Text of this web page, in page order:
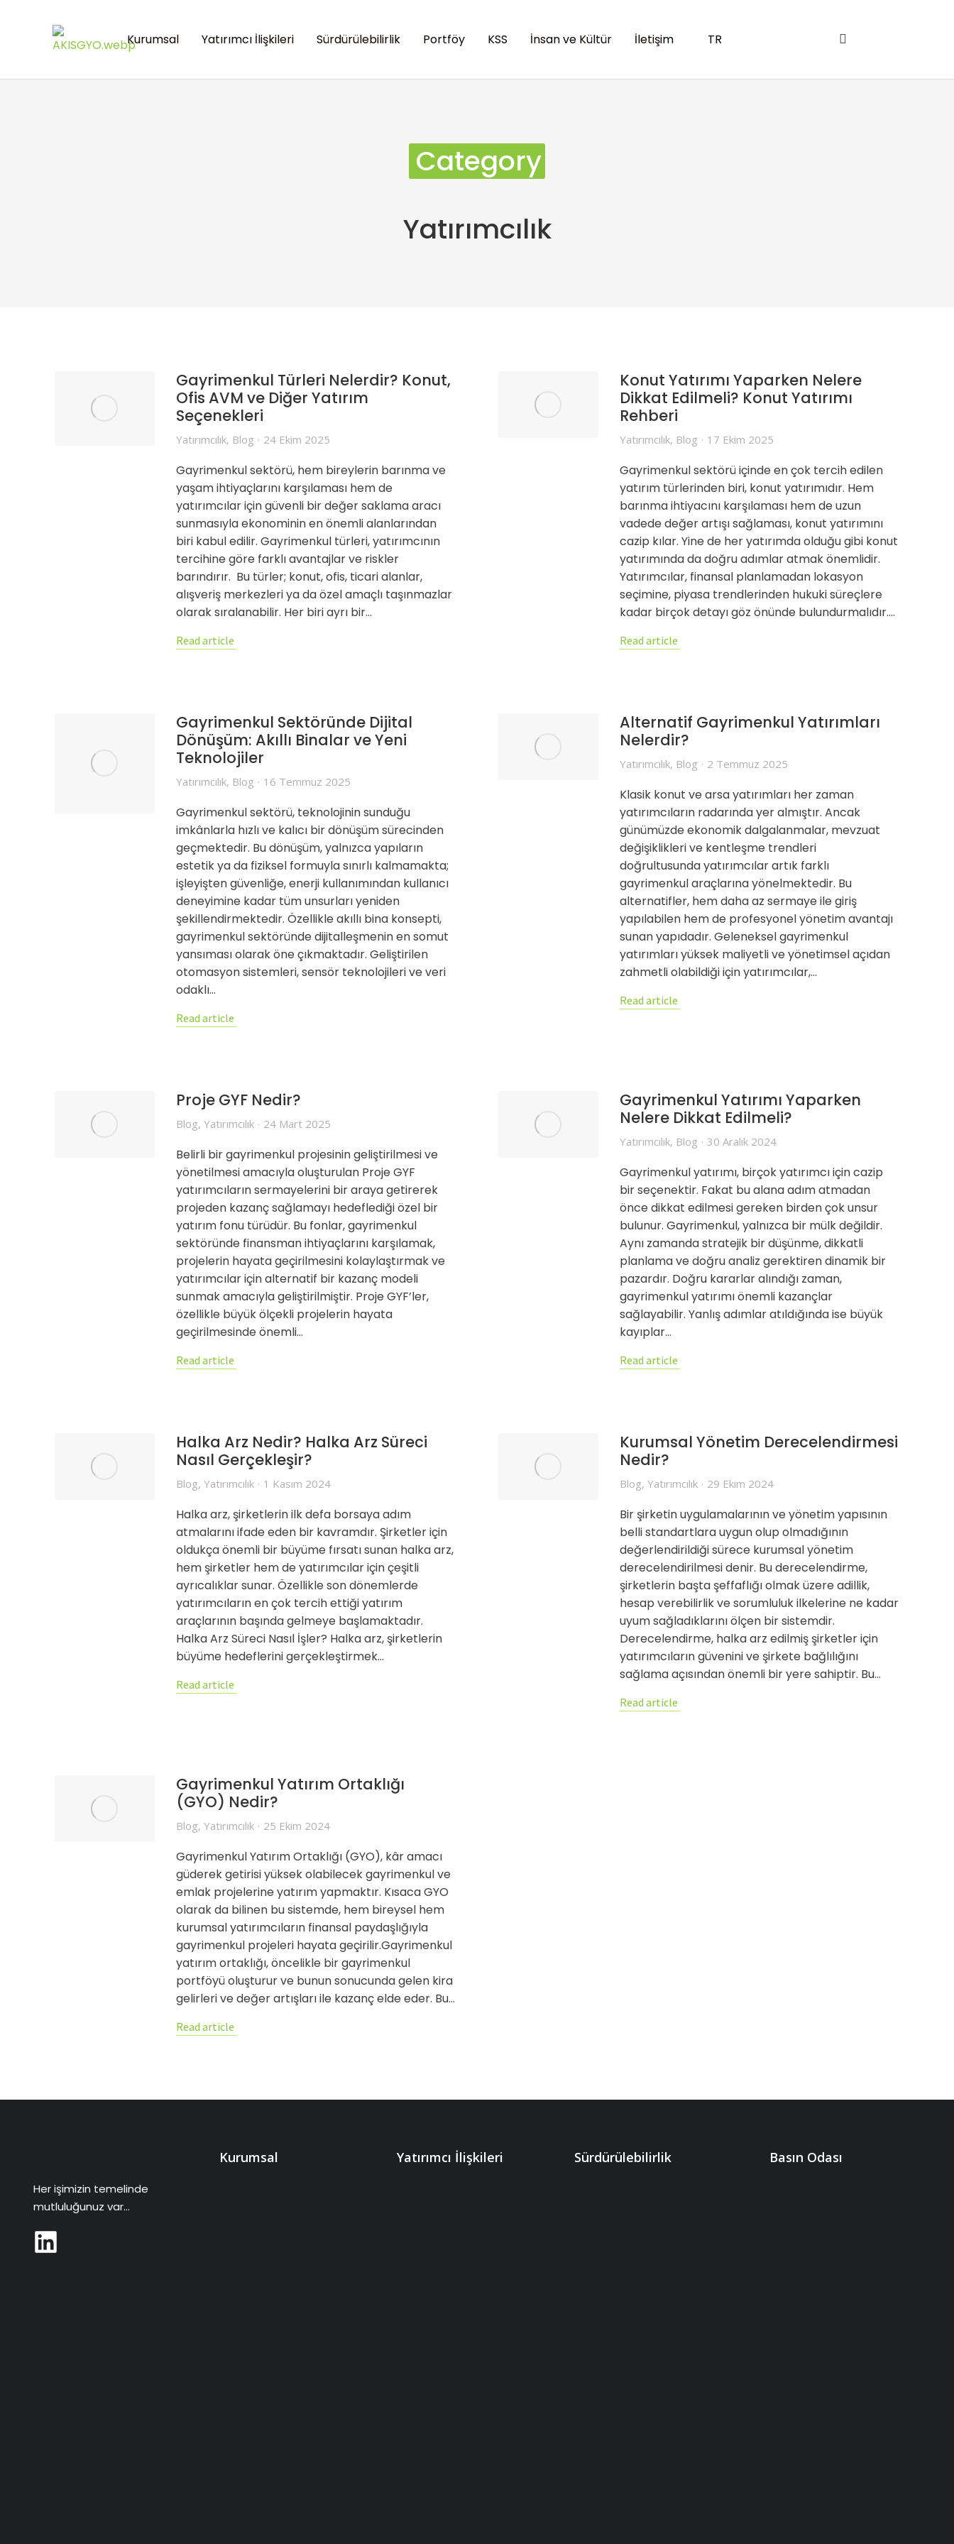
Kurumsal Yatırımcı İlişkileri Sürdürülebilirlik Portföy KSS İnsan ve Kültür İletişim TR
Category
Yatırımcılık
Gayrimenkul Türleri Nelerdir? Konut,
Ofis AVM ve Diğer Yatırım
Seçenekleri
Yatırımcılık, Blog 24 Ekim 2025
Gayrimenkul sektörü, hem bireylerin barınma ve
yaşam ihtiyaçlarını karşılaması hem de
yatırımcılar için güvenli bir değer saklama aracı
sunmasıyla ekonominin en önemli alanlarından
biri kabul edilir. Gayrimenkul türleri, yatırımcının
tercihine göre farklı avantajlar ve riskler
barındırır. Bu türler; konut, ofis, ticari alanlar,
alışveriş merkezleri ya da özel amaçlı taşınmazlar
olarak sıralanabilir. Her biri ayrı bir…
Read article
Konut Yatırımı Yaparken Nelere
Dikkat Edilmeli? Konut Yatırımı
Rehberi
Yatırımcılık, Blog 17 Ekim 2025
Gayrimenkul sektörü içinde en çok tercih edilen
yatırım türlerinden biri, konut yatırımıdır. Hem
barınma ihtiyacını karşılaması hem de uzun
vadede değer artışı sağlaması, konut yatırımını
cazip kılar. Yine de her yatırımda olduğu gibi konut
yatırımında da doğru adımlar atmak önemlidir.
Yatırımcılar, finansal planlamadan lokasyon
seçimine, piyasa trendlerinden hukuki süreçlere
kadar birçok detayı göz önünde bulundurmalıdır.…
Read article
Gayrimenkul Sektöründe Dijital
Dönüşüm: Akıllı Binalar ve Yeni
Teknolojiler
Yatırımcılık, Blog 16 Temmuz 2025
Gayrimenkul sektörü, teknolojinin sunduğu
imkânlarla hızlı ve kalıcı bir dönüşüm sürecinden
geçmektedir. Bu dönüşüm, yalnızca yapıların
estetik ya da fiziksel formuyla sınırlı kalmamakta;
işleyişten güvenliğe, enerji kullanımından kullanıcı
deneyimine kadar tüm unsurları yeniden
şekillendirmektedir. Özellikle akıllı bina konsepti,
gayrimenkul sektöründe dijitalleşmenin en somut
yansıması olarak öne çıkmaktadır. Geliştirilen
otomasyon sistemleri, sensör teknolojileri ve veri
odaklı…
Read article
Alternatif Gayrimenkul Yatırımları
Nelerdir?
Yatırımcılık, Blog 2 Temmuz 2025
Klasik konut ve arsa yatırımları her zaman
yatırımcıların radarında yer almıştır. Ancak
günümüzde ekonomik dalgalanmalar, mevzuat
değişiklikleri ve kentleşme trendleri
doğrultusunda yatırımcılar artık farklı
gayrimenkul araçlarına yönelmektedir. Bu
alternatifler, hem daha az sermaye ile giriş
yapılabilen hem de profesyonel yönetim avantajı
sunan yapıdadır. Geleneksel gayrimenkul
yatırımları yüksek maliyetli ve yönetimsel açıdan
zahmetli olabildiği için yatırımcılar,…
Read article
Proje GYF Nedir?
Blog,Yatırımcılık 24 Mart 2025
Belirli bir gayrimenkul projesinin geliştirilmesi ve
yönetilmesi amacıyla oluşturulan Proje GYF
yatırımcıların sermayelerini bir araya getirerek
projeden kazanç sağlamayı hedeflediği özel bir
yatırım fonu türüdür. Bu fonlar, gayrimenkul
sektöründe finansman ihtiyaçlarını karşılamak,
projelerin hayata geçirilmesini kolaylaştırmak ve
yatırımcılar için alternatif bir kazanç modeli
sunmak amacıyla geliştirilmiştir. Proje GYF’ler,
özellikle büyük ölçekli projelerin hayata
geçirilmesinde önemli…
Read article
Gayrimenkul Yatırımı Yaparken
Nelere Dikkat Edilmeli?
Yatırımcılık, Blog 30 Aralık 2024
Gayrimenkul yatırımı, birçok yatırımcı için cazip
bir seçenektir. Fakat bu alana adım atmadan
önce dikkat edilmesi gereken birden çok unsur
bulunur. Gayrimenkul, yalnızca bir mülk değildir.
Aynı zamanda stratejik bir düşünme, dikkatli
planlama ve doğru analiz gerektiren dinamik bir
pazardır. Doğru kararlar alındığı zaman,
gayrimenkul yatırımı önemli kazançlar
sağlayabilir. Yanlış adımlar atıldığında ise büyük
kayıplar…
Read article
Halka Arz Nedir? Halka Arz Süreci
Nasıl Gerçekleşir?
Blog,Yatırımcılık 1 Kasım 2024
Halka arz, şirketlerin ilk defa borsaya adım
atmalarını ifade eden bir kavramdır. Şirketler için
oldukça önemli bir büyüme fırsatı sunan halka arz,
hem şirketler hem de yatırımcılar için çeşitli
ayrıcalıklar sunar. Özellikle son dönemlerde
yatırımcıların en çok tercih ettiği yatırım
araçlarının başında gelmeye başlamaktadır.
Halka Arz Süreci Nasıl İşler? Halka arz, şirketlerin
büyüme hedeflerini gerçekleştirmek…
Read article
Kurumsal Yönetim Derecelendirmesi
Nedir?
Blog,Yatırımcılık 29 Ekim 2024
Bir şirketin uygulamalarının ve yönetim yapısının
belli standartlara uygun olup olmadığının
değerlendirildiği sürece kurumsal yönetim
derecelendirilmesi denir. Bu derecelendirme,
şirketlerin başta şeffaflığı olmak üzere adillik,
hesap verebilirlik ve sorumluluk ilkelerine ne kadar
uyum sağladıklarını ölçen bir sistemdir.
Derecelendirme, halka arz edilmiş şirketler için
yatırımcıların güvenini ve şirkete bağlılığını
sağlama açısından önemli bir yere sahiptir. Bu…
Read article
Gayrimenkul Yatırım Ortaklığı
(GYO) Nedir?
Blog,Yatırımcılık 25 Ekim 2024
Gayrimenkul Yatırım Ortaklığı (GYO), kâr amacı
güderek getirisi yüksek olabilecek gayrimenkul ve
emlak projelerine yatırım yapmaktır. Kısaca GYO
olarak da bilinen bu sistemde, hem bireysel hem
kurumsal yatırımcıların finansal paydaşlığıyla
gayrimenkul projeleri hayata geçirilir.Gayrimenkul
yatırım ortaklığı, öncelikle bir gayrimenkul
portföyü oluşturur ve bunun sonucunda gelen kira
gelirleri ve değer artışları ile kazanç elde eder. Bu…
Read article
Her işimizin temelinde
mutluluğunuz var…
Kurumsal Yatırımcı İlişkileri Sürdürülebilirlik Basın Odası